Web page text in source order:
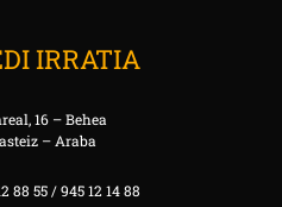
IRRATIA
16 – Behea
– Araba
88 55 / 945 12 14 88